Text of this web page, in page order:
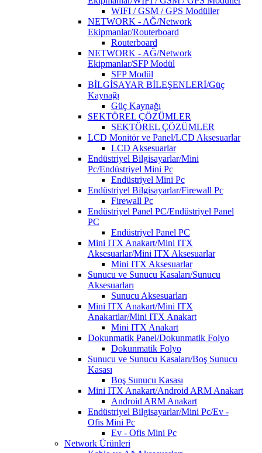
WIFI / GSM / GPS Modüller
NETWORK - AĞ/Network
Ekipmanlar/Routerboard
Routerboard
NETWORK - AĞ/Network
Ekipmanlar/SFP Modül
SFP Modül
BİLGİSAYAR BİLEŞENLERİ/Güç
Kaynağı
Güç Kaynağı
SEKTÖREL ÇÖZÜMLER
SEKTÖREL ÇÖZÜMLER
LCD Monitör ve Panel/LCD Aksesuarlar
LCD Aksesuarlar
Endüstriyel Bilgisayarlar/Mini
Pc/Endüstriyel Mini Pc
Endüstriyel Mini Pc
Endüstriyel Bilgisayarlar/Firewall Pc
Firewall Pc
Endüstriyel Panel PC/Endüstriyel Panel
PC
Endüstriyel Panel PC
Mini ITX Anakart/Mini ITX
Aksesuarlar/Mini ITX Aksesuarlar
Mini ITX Aksesuarlar
Sunucu ve Sunucu Kasaları/Sunucu
Aksesuarları
Sunucu Aksesuarları
Mini ITX Anakart/Mini ITX
Anakartlar/Mini ITX Anakart
Mini ITX Anakart
Dokunmatik Panel/Dokunmatik Folyo
Dokunmatik Folyo
Sunucu ve Sunucu Kasaları/Boş Sunucu
Kasası
Boş Sunucu Kasası
Mini ITX Anakart/Android ARM Anakart
Android ARM Anakart
Endüstriyel Bilgisayarlar/Mini Pc/Ev -
Ofis Mini Pc
Ev - Ofis Mini Pc
Network Ürünleri